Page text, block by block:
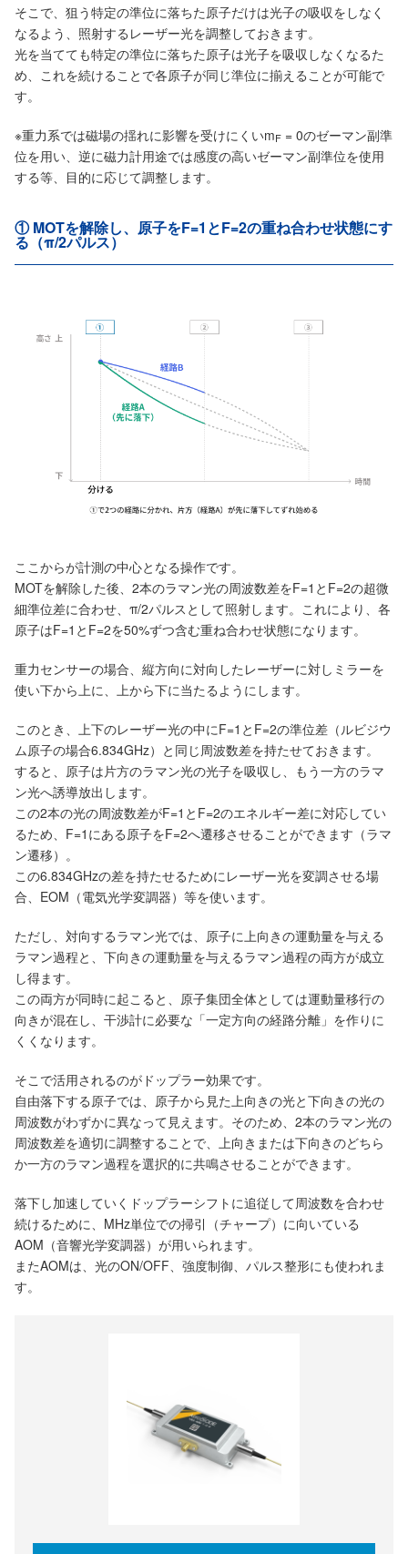
そこで、狙う特定の準位に落ちた原子だけは光子の吸収をしなく
なるよう、照射するレーザー光を調整しておきます。
光を当てても特定の準位に落ちた原子は光子を吸収しなくなるた
め、これを続けることで各原子が同じ準位に揃えることが可能で
す。
※重力系では磁場の揺れに影響を受けにくいmF = 0のゼーマン副準
位を用い、逆に磁力計用途では感度の高いゼーマン副準位を使用
する等、目的に応じて調整します。
① MOTを解除し、原子をF=1とF=2の重ね合わせ状態にす
る（π/2パルス）
ここからが計測の中心となる操作です。
MOTを解除した後、2本のラマン光の周波数差をF=1とF=2の超微
細準位差に合わせ、π/2パルスとして照射します。これにより、各
原子はF=1とF=2を50%ずつ含む重ね合わせ状態になります。
重力センサーの場合、縦方向に対向したレーザーに対しミラーを
使い下から上に、上から下に当たるようにします。
このとき、上下のレーザー光の中にF=1とF=2の準位差（ルビジウ
ム原子の場合6.834GHz）と同じ周波数差を持たせておきます。
すると、原子は片方のラマン光の光子を吸収し、もう一方のラマ
ン光へ誘導放出します。
この2本の光の周波数差がF=1とF=2のエネルギー差に対応してい
るため、F=1にある原子をF=2へ遷移させることができます（ラマ
ン遷移）。
この6.834GHzの差を持たせるためにレーザー光を変調させる場
合、EOM（電気光学変調器）等を使います。
ただし、対向するラマン光では、原子に上向きの運動量を与える
ラマン過程と、下向きの運動量を与えるラマン過程の両方が成立
し得ます。
この両方が同時に起こると、原子集団全体としては運動量移行の
向きが混在し、干渉計に必要な「一定方向の経路分離」を作りに
くくなります。
そこで活用されるのがドップラー効果です。
自由落下する原子では、原子から見た上向きの光と下向きの光の
周波数がわずかに異なって見えます。そのため、2本のラマン光の
周波数差を適切に調整することで、上向きまたは下向きのどちら
か一方のラマン過程を選択的に共鳴させることができます。
落下し加速していくドップラーシフトに追従して周波数を合わせ
続けるために、MHz単位での掃引（チャープ）に向いている
AOM（音響光学変調器）が用いられます。
またAOMは、光のON/OFF、強度制御、パルス整形にも使われま
す。